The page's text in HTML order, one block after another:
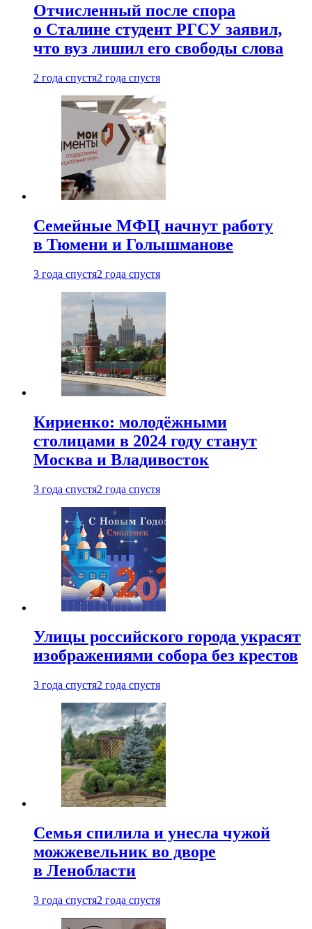
Отчисленный после спора
о Сталине студент РГСУ заявил,
что вуз лишил его свободы слова
2 года спустя2 года спустя
Семейные МФЦ начнут работу
в Тюмени и Голышманове
3 года спустя2 года спустя
Кириенко: молодёжными
столицами в 2024 году станут
Москва и Владивосток
3 года спустя2 года спустя
Улицы российского города украсят
изображениями собора без крестов
3 года спустя2 года спустя
Семья спилила и унесла чужой
можжевельник во дворе
в Ленобласти
3 года спустя2 года спустя